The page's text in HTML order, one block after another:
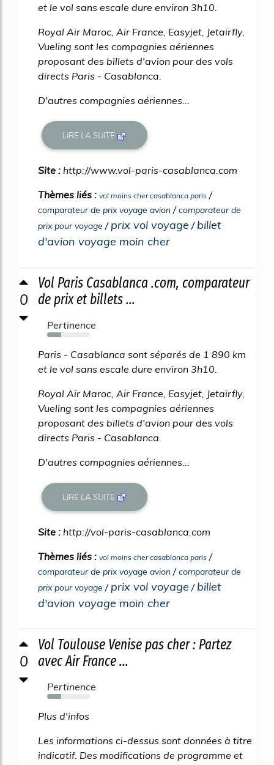
et le vol sans escale dure environ 3h10.
Royal Air Maroc, Air France, Easyjet, Jetairfly,
Vueling sont les compagnies aériennes
proposant des billets d'avion pour des vols
directs Paris - Casablanca.
D'autres compagnies aériennes...
LIRE LA SUITE
Site : http://www.vol-paris-casablanca.com
Thèmes liés : vol moins cher casablanca paris /
comparateur de prix voyage avion /comparateur de
prix pour voyage / prix vol voyage / billet
d'avion voyage moin cher
0
Vol Paris Casablanca .com, comparateur
de prix et billets ...
Pertinence
33%
Paris - Casablanca sont séparés de 1 890 km
et le vol sans escale dure environ 3h10.
Royal Air Maroc, Air France, Easyjet, Jetairfly,
Vueling sont les compagnies aériennes
proposant des billets d'avion pour des vols
directs Paris - Casablanca.
D'autres compagnies aériennes...
LIRE LA SUITE
Site : http://vol-paris-casablanca.com
Thèmes liés : vol moins cher casablanca paris /
comparateur de prix voyage avion /comparateur de
prix pour voyage / prix vol voyage / billet
d'avion voyage moin cher
0
Vol Toulouse Venise pas cher : Partez
avec Air France ...
Pertinence
33%
Plus d'infos
Les informations ci-dessus sont données à titre
indicatif. Des modifications de programme et